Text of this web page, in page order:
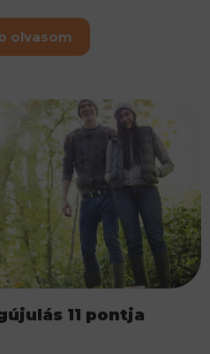
olvasom
11 pontja